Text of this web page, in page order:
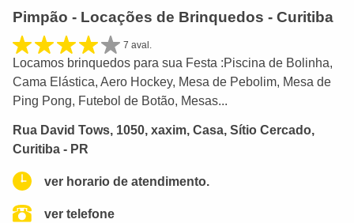
Pimpão - Locações de Brinquedos - Curitiba
7 aval.
Locamos brinquedos para sua Festa :Piscina de Bolinha,
Cama Elástica, Aero Hockey, Mesa de Pebolim, Mesa de
Ping Pong, Futebol de Botão, Mesas...
Rua David Tows, 1050, xaxim, Casa, Sítio Cercado,
Curitiba - PR
ver horario de atendimento.
ver telefone